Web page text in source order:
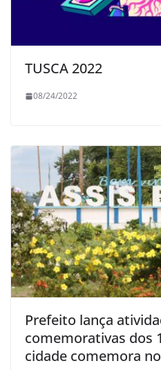
TUSCA 2022
08/24/2022
Prefeito lança
comemorativas dos
cidade comemora